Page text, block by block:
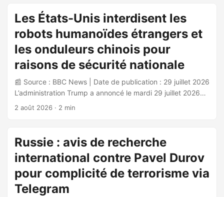
dans la continuité de celui de 2024 et vise à renforcer la
résilience cyber du secteur financier à l’échelle des sept
pays membres du G7. 🎯 Objectifs et déroulement
L’exercice a simulé une cyberattaque de grande ampleur
touchant simultanément l’ensemble des juridictions G7. Il a
réuni : ...
Les États-Unis interdisent les
robots humanoïdes étrangers et
les onduleurs chinois pour
raisons de sécurité nationale
📰 Source : BBC News | Date de publication : 29 juillet 2026
L’administration Trump a annoncé le mardi 29 juillet 2026
une interdiction portant sur les importations de robots
données et panneaux solaires). La Federal Communications
Commission (FCC), présidée par Brendan Carr, a ajouté ces
équipements à sa Covered List — registre des biens et
services jugés à risque pour la sécurité nationale
américaine. ...
2 août 2026 · 2 min
Russie : avis de recherche
international contre Pavel Durov
pour complicité de terrorisme via
Telegram